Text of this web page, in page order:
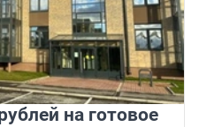
на готовое